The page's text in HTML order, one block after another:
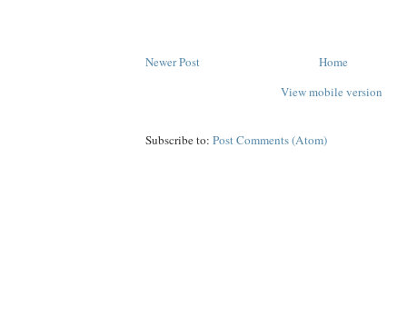
Newer Post
Home
View mobile version
Subscribe to: Post Comments (Atom)